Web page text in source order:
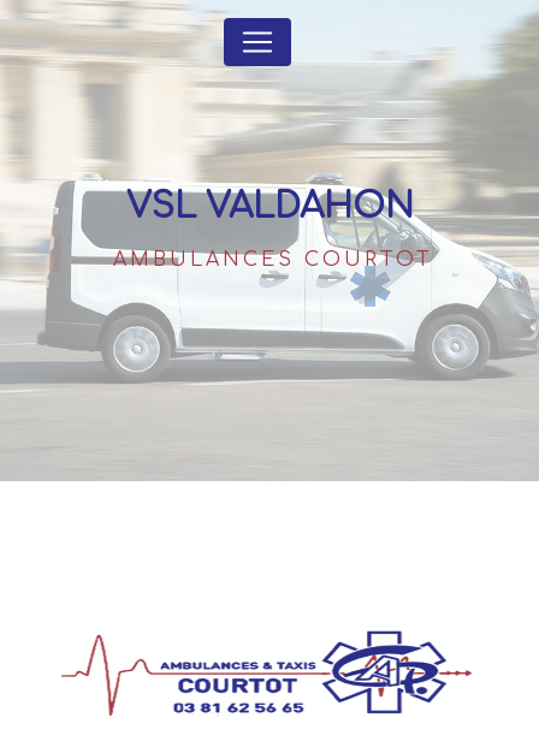
VSL VALDAHON
AMBULANCES COURTOT
Panneau de gestion des cookies